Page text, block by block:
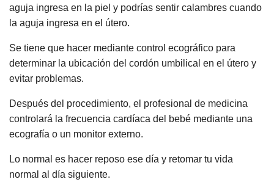
aguja ingresa en la piel y podrías sentir calambres cuando
la aguja ingresa en el útero.
Se tiene que hacer mediante control ecográfico para
determinar la ubicación del cordón umbilical en el útero y
evitar problemas.
Después del procedimiento, el profesional de medicina
controlará la frecuencia cardíaca del bebé mediante una
ecografía o un monitor externo.
Lo normal es hacer reposo ese día y retomar tu vida
normal al día siguiente.